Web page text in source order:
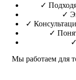
✓
✓
✓
✓
✓
Мы работаем для